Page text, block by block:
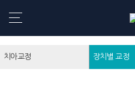
치아교정 장치별 교정